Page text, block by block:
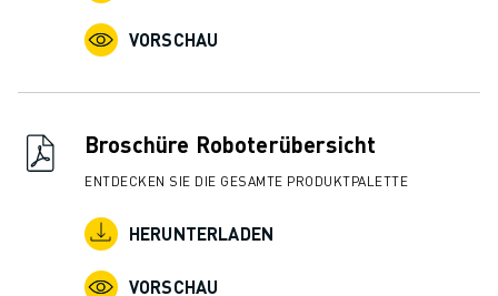
IMPRESSUM
VORSCHAU
Broschüre Roboterübersicht
ENTDECKEN SIE DIE GESAMTE PRODUKTPALETTE
HERUNTERLADEN
VORSCHAU